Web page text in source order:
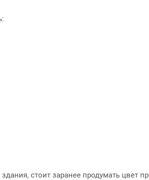
стоит заранее продумать цвет